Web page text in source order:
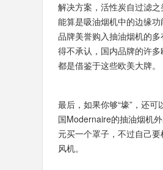
解决方案，活性炭自过滤之
能算是吸油烟机中的边缘
品牌美誉购入抽油烟机的
得不承认，国内品牌的许
都是借鉴于这些欧美大牌。
最后，如果你够“壕”，还可
国Modernaire的抽油烟机
元买一个罩子，不过自己
风机。